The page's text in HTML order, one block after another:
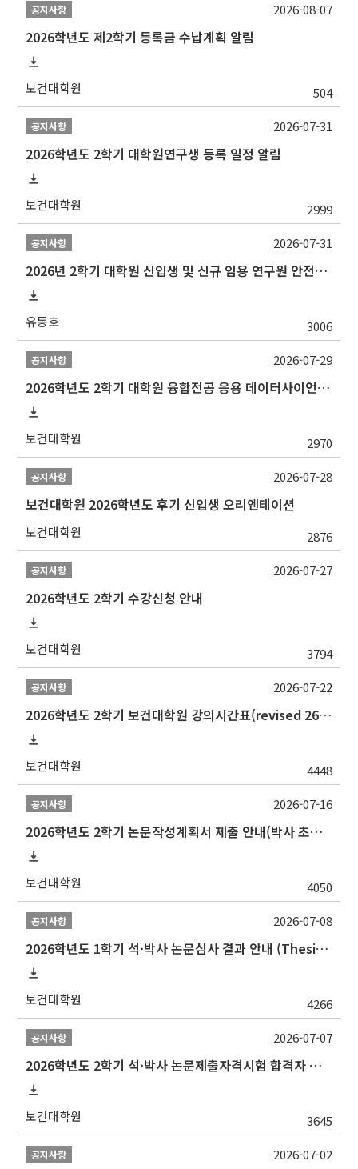
공지사항
2026학년도 제2학기 등록금 수납계획 알림
보건대학원 504
2026-08-07
공지사항
2026학년도 2학기 대학원연구생 등록 일정 알림
보건대학원 2999
2026-07-31
공지사항
2026년 2학기 대학원 신입생 및 신규 임용 연구원 안전환경교육(신규교육) 실시 안내
유동호 3006
2026-07-31
공지사항
2026학년도 2학기 대학원 융합전공 응용 데이터사이언스 선발 계획 알림
보건대학원 2970
2026-07-29
공지사항
보건대학원 2026학년도 후기 신입생 오리엔테이션
보건대학원 2876
2026-07-28
공지사항
2026학년도 2학기 수강신청 안내
보건대학원 3794
2026-07-27
공지사항
2026학년도 2학기 보건대학원 강의시간표(revised 260803)(2026 2nd SEMESTER SNU GSPH TIMETABLE)
보건대학원 4448
2026-07-22
공지사항
2026학년도 2학기 논문작성계획서 제출 안내(박사 초심 일정 포함)_Thesis Proposal
보건대학원 4050
2026-07-16
공지사항
2026학년도 1학기 석·박사 논문심사 결과 안내 (Thesis Defense Result)
보건대학원 4266
2026-07-08
공지사항
2026학년도 2학기 석·박사 논문제출자격시험 합격자 공고(TSQ Exam Result)
보건대학원 3645
2026-07-07
공지사항 2026-07-02